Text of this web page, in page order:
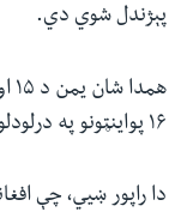
پېژندل شوي دي.
۱۶ پواینټونو په درلودلو سره په لسو مفسدو هیوادونو کې راغلې دي.